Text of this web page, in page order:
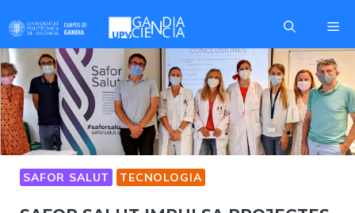
to
content
SAFOR SALUT TECNOLOGIA